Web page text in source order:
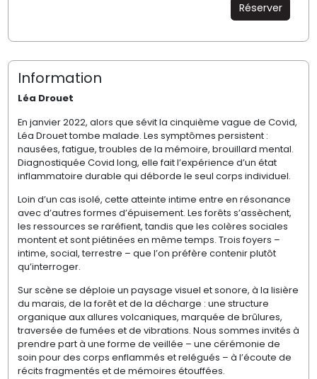
Réserver
Information
Léa Drouet
En janvier 2022, alors que sévit la cinquième vague de Covid,
Léa Drouet tombe malade. Les symptômes persistent :
nausées, fatigue, troubles de la mémoire, brouillard mental.
Diagnostiquée Covid long, elle fait l’expérience d’un état
inflammatoire durable qui déborde le seul corps individuel.
Loin d’un cas isolé, cette atteinte intime entre en résonance
avec d’autres formes d’épuisement. Les forêts s’assèchent,
les ressources se raréfient, tandis que les colères sociales
montent et sont piétinées en même temps. Trois foyers –
intime, social, terrestre – que l’on préfère contenir plutôt
qu’interroger.
Sur scène se déploie un paysage visuel et sonore, à la lisière
du marais, de la forêt et de la décharge : une structure
organique aux allures volcaniques, marquée de brûlures,
traversée de fumées et de vibrations. Nous sommes invités à
prendre part à une forme de veillée – une cérémonie de
soin pour des corps enflammés et relégués – à l’écoute de
récits fragmentés et de mémoires étouffées.